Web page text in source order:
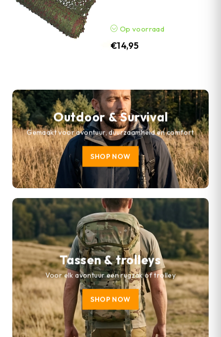
Op voorraad
€14,95
Outdoor & Survival
Gemaakt voor avontuur, duurzaamheid en comfort
SHOP NOW
Tassen & trolleys
Voor elk avontuur een rugzak of trolley
SHOP NOW